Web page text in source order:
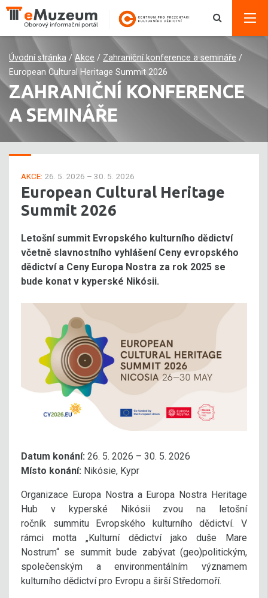
Úvodní stránka / Akce / Zahraniční konference a semináře /
European Cultural Heritage Summit 2026
ZAHRANIČNÍ KONFERENCE
A SEMINÁŘE
AKCE: 26. 5. 2026 – 30. 5. 2026
European Cultural Heritage
Summit 2026
Letošní summit Evropského kulturního dědictví
včetně slavnostního vyhlášení Ceny evropského
dědictví a Ceny Europa Nostra za rok 2025 se
bude konat v kyperské Nikósii.
Datum konání: 26. 5. 2026 – 30. 5. 2026
Místo konání: Nikósie, Kypr
Organizace Europa Nostra a Europa Nostra Heritage
Hub v kyperské Nikósii zvou na letošní
ročník summitu Evropského kulturního dědictví. V
rámci motta „Kulturní dědictví jako duše Mare
Nostrum“ se summit bude zabývat (geo)politickým,
společenským a environmentálním významem
kulturního dědictví pro Evropu a širší Středomoří.